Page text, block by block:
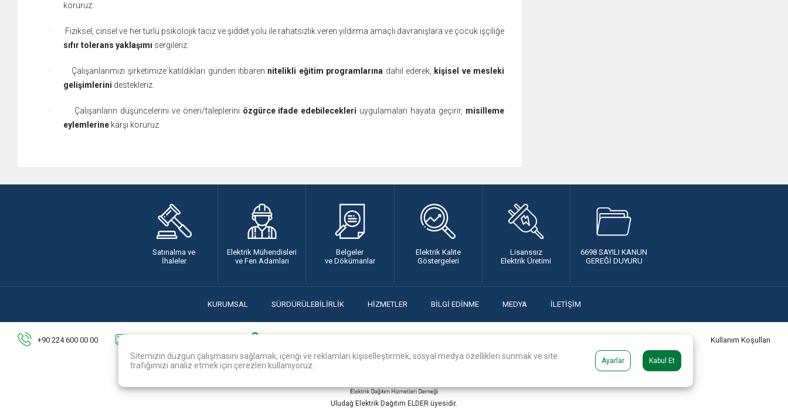
koruruz.
·
Fiziksel, cinsel ve her türlü psikolojik taciz ve şiddet yolu ile rahatsızlık veren yıldırma amaçlı davranışlara ve çocuk işçiliğe
sıfır tolerans yaklaşımı sergileriz.
· Çalışanlarımızı şirketimize katıldıkları günden itibaren nitelikli eğitim programlarına dahil ederek,
kişisel ve mesleki
gelişimlerini destekleriz.
· Çalışanların düşüncelerini ve öneri/taleplerini özgürce ifade edebilecekleri uygulamaları hayata geçirir, misilleme
eylemlerine karşı koruruz.
Satınalma ve
İhaleler
Elektrik Mühendisleri
ve Fen Adamları
Belgeler
ve Dökümanlar
Elektrik Kalite
Göstergeleri
Lisanssız
Elektrik Üretimi
6698 SAYILI KANUN
GEREĞİ DUYURU
KURUMSAL SÜRDÜRÜLEBİLİRLİK HİZMETLER BİLGİ EDİNME MEDYA İLETİŞİM
+90 224 600 00 00 Kullanım Koşulları
Uludağ Elektrik Dağıtım ELDER üyesidir.
Sitemizin düzgün çalışmasını sağlamak, içeriği ve reklamları kişiselleştirmek, sosyal medya özellikleri sunmak ve site
trafiğimizi analiz etmek için çerezleri kullanıyoruz.
Ayarlar Kabul Et